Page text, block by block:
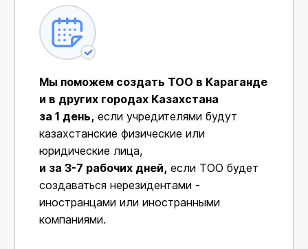
Мы поможем создать ТОО в Караганде
и в других городах Казахстана
за 1 день, если учредителями будут
казахстанские физические или
юридические лица,
и за 3-7 рабочих дней, если ТОО будет
создаваться нерезидентами -
иностранцами или иностранными
компаниями.